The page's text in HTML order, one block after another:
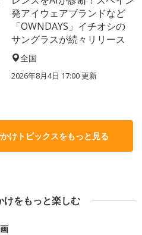
発アイウェアブランドなど
「OWNDAYS」イチオシの
サングラスが続々リリース
全国
2026年8月4日 17:00更新
けトピックスをもっと見る
けをもっと楽しむ